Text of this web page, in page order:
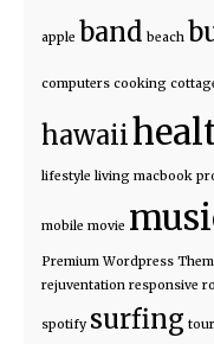
apple band beach
computers cooking
hawaii
lifestyle living macbook
mobile movie
Premium Wordpress
rejuventation responsive
spotify surfing tour